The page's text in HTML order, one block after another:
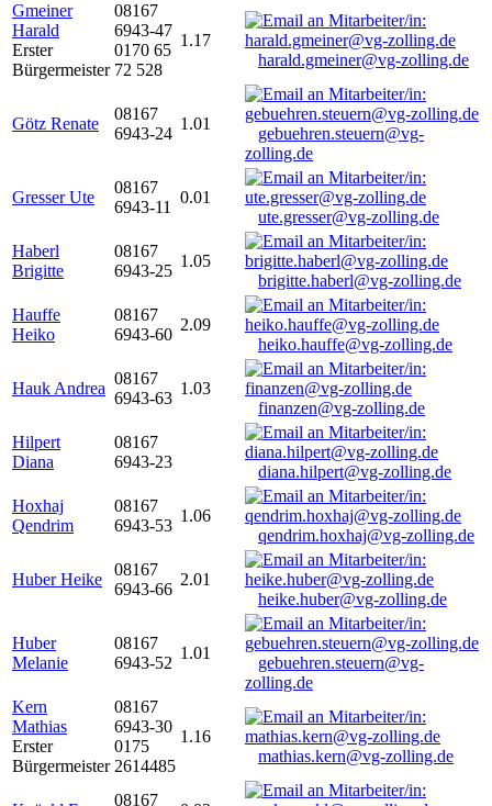
Gmeiner
Harald
Erster
Bürgermeister
08167
6943-47
0170 65
72 528
1.17
harald.gmeiner@vg-zolling.de
Götz Renate
08167
6943-24
1.01
gebuehren.steuern@vg-
zolling.de
Gresser Ute
08167
6943-11
0.01
ute.gresser@vg-zolling.de
Haberl
Brigitte
08167
6943-25
1.05
brigitte.haberl@vg-zolling.de
Hauffe
Heiko
08167
6943-60
2.09
heiko.hauffe@vg-zolling.de
Hauk Andrea
08167
6943-63
1.03
finanzen@vg-zolling.de
Hilpert
Diana
08167
6943-23
diana.hilpert@vg-zolling.de
Hoxhaj
Qendrim
08167
6943-53
1.06
qendrim.hoxhaj@vg-zolling.de
Huber Heike
08167
6943-66
2.01
heike.huber@vg-zolling.de
Huber
Melanie
08167
6943-52
1.01
gebuehren.steuern@vg-
zolling.de
Kern
Mathias
Erster
Bürgermeister
08167
6943-30
0175
2614485
1.16
mathias.kern@vg-zolling.de
08167